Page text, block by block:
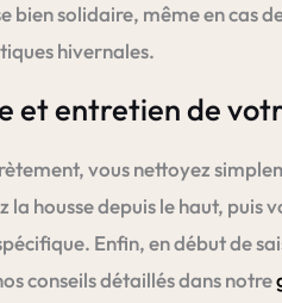
bien solidaire, même en cas
hivernales.
et entretien de
vous nettoyez
la housse depuis le haut, puis
Enfin, en début de
conseils détaillés dans notre